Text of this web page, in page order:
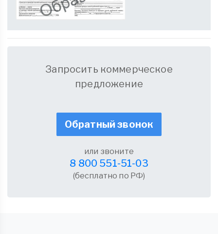
Запросить коммерческое
предложение
Обратный звонок
или звоните
8 800 551-51-03
(бесплатно по РФ)